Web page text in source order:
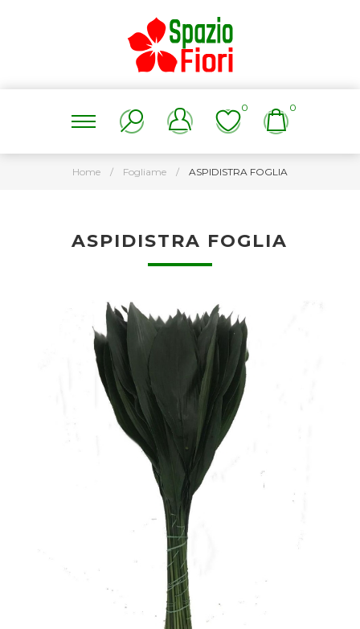
0 0
Home / Fogliame / ASPIDISTRA FOGLIA
ASPIDISTRA FOGLIA